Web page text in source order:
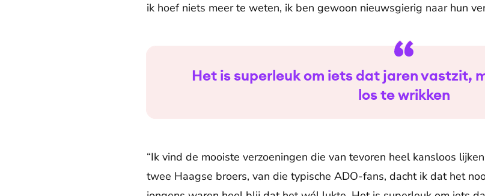
ik hoef niets meer te weten, ik ben gewoon nieuwsgierig naar hun
Het is superleuk om iets dat jaren vastzit,
los te wrikken
“Ik vind de mooiste verzoeningen die van tevoren heel kansloos
twee Haagse broers, van die typische ADO-fans, dacht ik dat het